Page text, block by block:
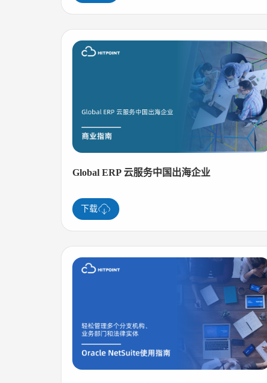
Global ERP 云服务中国出海企业
下载